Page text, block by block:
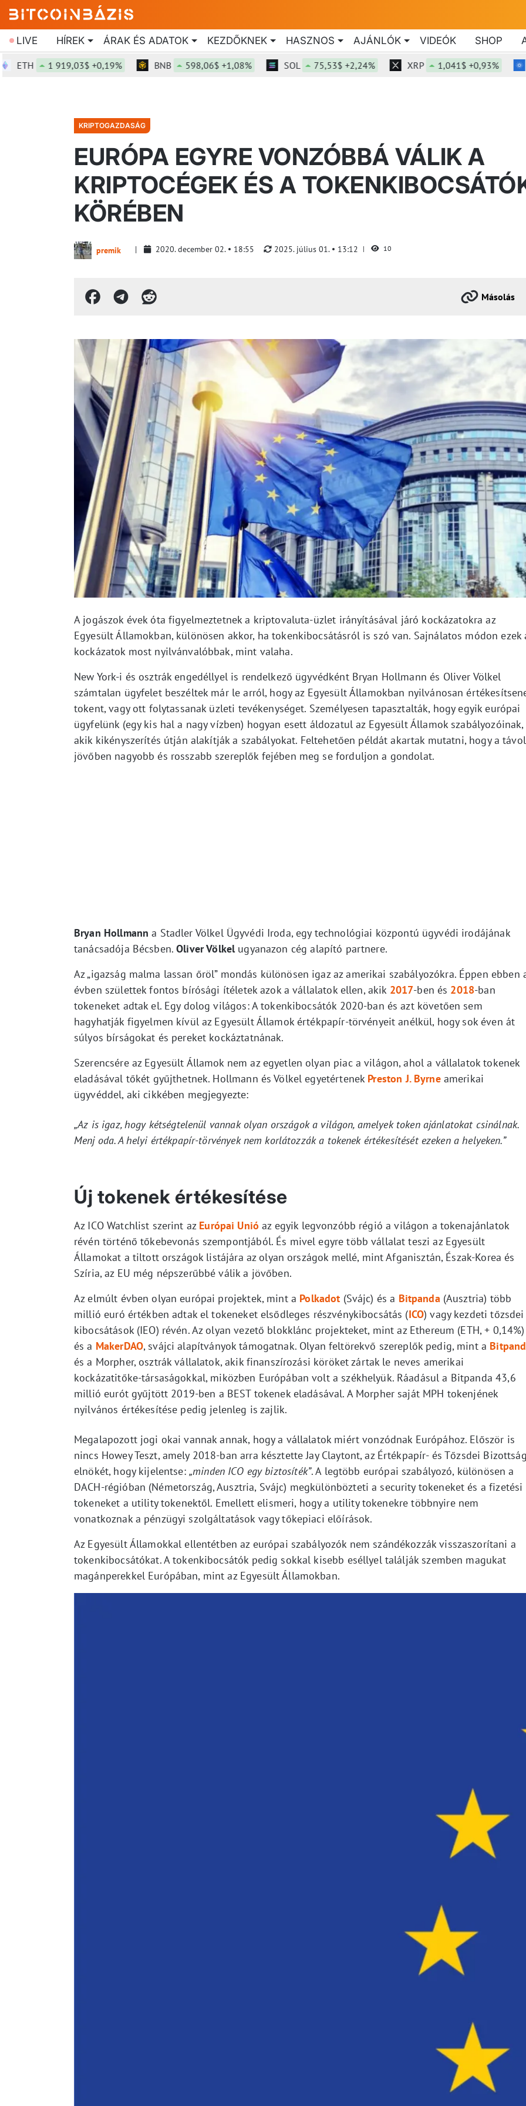
LIVE HÍREK ÁRAK ÉS ADATOK KEZDŐKNEK HASZNOS AJÁNLÓK VIDEÓK SHOP
1 919,03$ +0,19% BNB 598,06$ +1,08% SOL 75,53$ +2,24% XRP 1,041$ +0,93% ADA
KRIPTOGAZDASÁG
EURÓPA EGYRE VONZÓBBÁ VÁLIK A
KRIPTOCÉGEK ÉS A
KÖRÉBEN
premik 2020. december 02. 18:55 2025. július 01. 13:12 10
Másolás
A jogászok évek óta figyelmeztetnek a kriptovaluta-üzlet irányításával járó kockázatokra az
Egyesült Államokban, különösen akkor, ha tokenkibocsátásról is szó van. Sajnálatos módon ezek
kockázatok most nyilvánvalóbbak, mint valaha.
New York-i és osztrák engedéllyel is rendelkező ügyvédként Bryan Hollmann és Oliver Völkel
számtalan ügyfelet beszéltek már le arról, hogy az Egyesült Államokban nyilvánosan
tokent, vagy ott folytassanak üzleti tevékenységet. Személyesen tapasztalták, hogy egyik európai
ügyfelünk (egy kis hal a nagy vízben) hogyan esett áldozatul az Egyesült Államok szabályozóinak,
akik kikényszerítés útján alakítják a szabályokat. Feltehetően példát akartak mutatni, hogy a
jövőben nagyobb és rosszabb szereplők fejében meg se forduljon a gondolat.
Bryan Hollmann a Stadler Völkel Ügyvédi Iroda, egy technológiai központú ügyvédi irodájának
tanácsadója Bécsben.Oliver Völkelugyanazon cég alapító partnere.
Az „igazság malma lassan őröl” mondás különösen igaz az amerikai szabályozókra. Éppen ebben
évben születtek fontos bírósági ítéletek azok a vállalatok ellen, akik 2017-ben és 2018-ban
tokeneket adtak el. Egy dolog világos: A tokenkibocsátók 2020-ban és azt követően sem
hagyhatják figyelmen kívül az Egyesült Államok értékpapír-törvényeit anélkül, hogy sok éven át
súlyos bírságokat és pereket kockáztatnának.
Szerencsére az Egyesült Államok nem az egyetlen olyan piac a világon, ahol a vállalatok tokenek
eladásával tőkét gyűjthetnek. Hollmann és Völkel egyetértenek Preston J. Byrneamerikai
ügyvéddel, aki cikkében megjegyezte:
„Az is igaz, hogy kétségtelenül vannak olyan országok a világon, amelyek token ajánlatokat csinálnak.
Menj oda. A helyi értékpapír-törvények nem korlátozzák a tokenek értékesítését ezeken a helyeken.”
Új tokenek értékesítése
Az ICO Watchlist szerint az Európai Unió az egyik legvonzóbb régió a világon a tokenajánlatok
révén történő tőkebevonás szempontjából. És mivel egyre több vállalat teszi az Egyesült
Államokat a tiltott országok listájára az olyan országok mellé, mint Afganisztán, Észak-Korea és
Szíria, az EU még népszerűbbé válik a jövőben.
Az elmúlt évben olyan európai projektek, mint a Polkadot (Svájc) és a Bitpanda (Ausztria) több
millió euró értékben adtak el tokeneket elsődleges részvénykibocsátás (ICO) vagy kezdeti tőzsdei
kibocsátások (IEO) révén. Az olyan vezető blokklánc projekteket, mint az Ethereum (ETH, + 0,14%)
és a MakerDAO, svájci alapítványok támogatnak. Olyan feltörekvő szereplők pedig, mint a
és a Morpher, osztrák vállalatok, akik finanszírozási köröket zártak le neves amerikai
kockázatitőke-társaságokkal, miközben Európában volt a székhelyük. Ráadásul a Bitpanda 43,6
millió eurót gyűjtött 2019-ben a BEST tokenek eladásával. A Morpher saját MPH tokenjének
nyilvános értékesítése pedig jelenleg is zajlik.
Megalapozott jogi okai vannak annak, hogy a vállalatok miért vonzódnak Európához. Először is
nincs Howey Teszt, amely 2018-ban arra késztette Jay Claytont, az Értékpapír- és Tőzsdei
elnökét, hogy kijelentse: „minden ICO egy biztosíték”. A legtöbb európai szabályozó, különösen a
DACH-régióban (Németország, Ausztria, Svájc) megkülönbözteti a security tokeneket és a fizetési
tokeneket a utility tokenektől. Emellett elismeri, hogy a utility tokenekre többnyire nem
vonatkoznak a pénzügyi szolgáltatások vagy tőkepiaci előírások.
Az Egyesült Államokkal ellentétben az európai szabályozók nem szándékozzák visszaszorítani a
tokenkibocsátókat. A tokenkibocsátók pedig sokkal kisebb eséllyel találják szemben magukat
magánperekkel Európában, mint az Egyesült Államokban.